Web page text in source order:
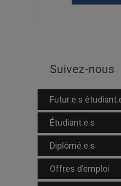
Suivez-nous
Futur.e.s
Étudiant.e.s
Diplômé.e.s
Offres d’emploi